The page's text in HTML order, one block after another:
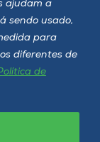
ajudam a
sendo usado,
para
diferentes de
de